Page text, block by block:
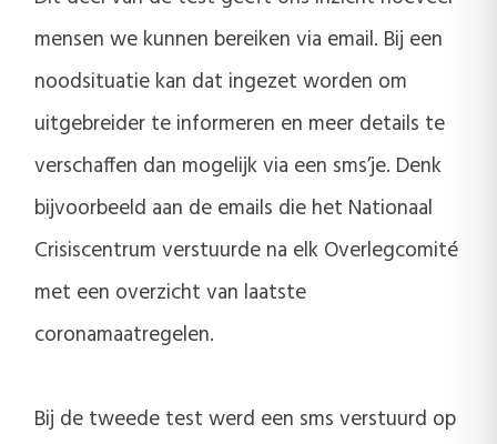
mensen we kunnen bereiken via email. Bij een
noodsituatie kan dat ingezet worden om
uitgebreider te informeren en meer details te
verschaffen dan mogelijk via een sms’je. Denk
bijvoorbeeld aan de emails die het Nationaal
Crisiscentrum verstuurde na elk Overlegcomité
met een overzicht van laatste
coronamaatregelen.
Bij de tweede test werd een sms verstuurd op